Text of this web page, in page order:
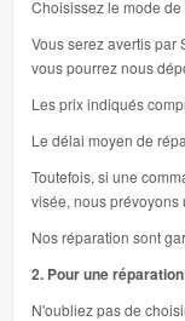
Choisissez le mode
Vous serez avertis par
vous pourrez nous
Les prix indiqués
Le délai moyen de
Toutefois, si une
visée, nous
Nos réparation sont
2. Pour une
N'oubliez pas de